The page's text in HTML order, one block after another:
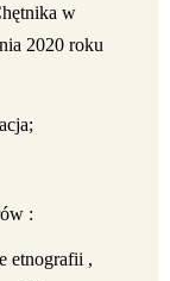
w
2020 roku
:
etnografii ,